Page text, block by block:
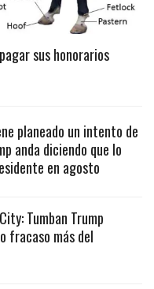
sus honorarios
planeado un intento de
anda diciendo que lo
en agosto
Tumban Trump
fracaso más del